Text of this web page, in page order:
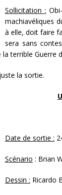
Sollicitation :
machiavéliques
à elle, doit faire
sera sans
terrible Guerre
la sortie.
Date de sortie :
Scénario : Brian
Dessin : Ricardo